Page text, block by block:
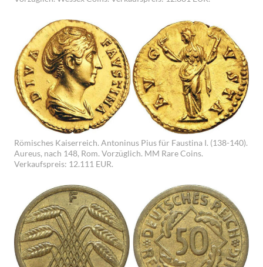
Römisches Kaiserreich. Antoninus Pius für Faustina I. (138-140).
Aureus, nach 148, Rom. Vorzüglich. MM Rare Coins.
Verkaufspreis: 12.111 EUR.